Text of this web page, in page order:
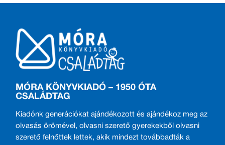
MÓRA KÖNYVKIADÓ – 1950 ÓTA
CSALÁDTAG
Kiadónk generációkat ajándékozott és ajándékoz meg az
olvasás örömével, olvasni szerető gyerekekből olvasni
szerető felnőttek lettek, akik mindezt továbbadták a